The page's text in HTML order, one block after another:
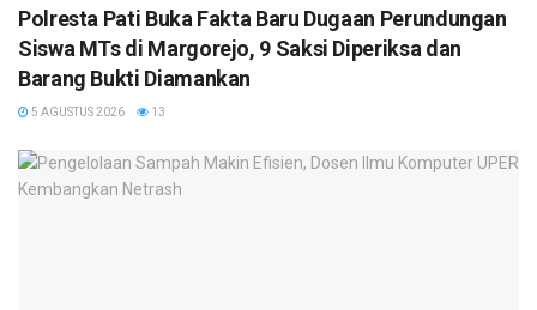
Polresta Pati Buka Fakta Baru Dugaan Perundungan
Siswa MTs di Margorejo, 9 Saksi Diperiksa dan
Barang Bukti Diamankan
5 AGUSTUS 2026 13